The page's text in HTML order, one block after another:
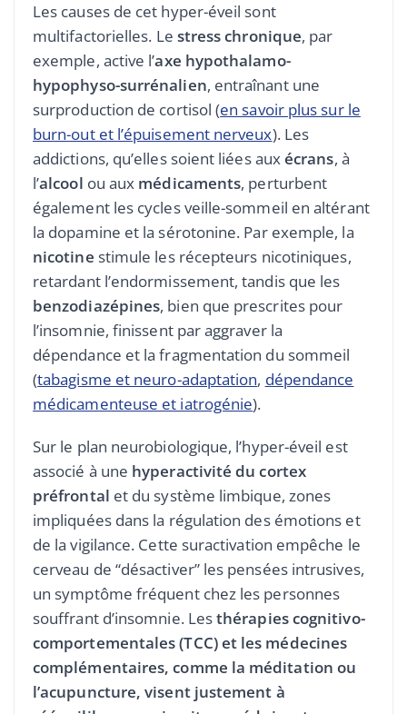
Les causes de cet hyper-éveil sont
multifactorielles. Le stress chronique, par
exemple, active l’axe hypothalamo-
hypophyso-surrénalien, entraînant une
surproduction de cortisol (en savoir plus sur le
burn-out et l’épuisement nerveux). Les
addictions, qu’elles soient liées aux écrans, à
l’alcool ou aux médicaments, perturbent
également les cycles veille-sommeil en altérant
la dopamine et la sérotonine. Par exemple, la
nicotine stimule les récepteurs nicotiniques,
retardant l’endormissement, tandis que les
benzodiazépines, bien que prescrites pour
l’insomnie, finissent par aggraver la
dépendance et la fragmentation du sommeil
(tabagisme et neuro-adaptation, dépendance
médicamenteuse et iatrogénie).
Sur le plan neurobiologique, l’hyper-éveil est
associé à une hyperactivité du cortex
préfrontal et du système limbique, zones
impliquées dans la régulation des émotions et
de la vigilance. Cette suractivation empêche le
cerveau de “désactiver” les pensées intrusives,
un symptôme fréquent chez les personnes
souffrant d’insomnie. Lesthérapies cognitivo-
comportementales (TCC) et les médecines
complémentaires, comme la méditation ou
l’acupuncture, visent justement à